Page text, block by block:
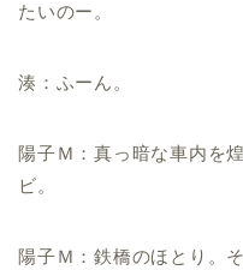
たいのー。
湊：ふーん。
陽子Ｍ：真っ暗な車内を
ビ。
陽子Ｍ：鉄橋のほとり。